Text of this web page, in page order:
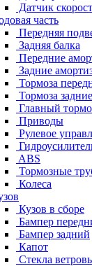
Датчик
часть
Передняя
Задняя балка
Передние
Задние
Тормоза
Тормоза задние
Главный
Приводы
Рулевое
ABS
Тормозные
Колеса
Кузов в сборе
Бампер
Бампер задний
Капот
Стекла